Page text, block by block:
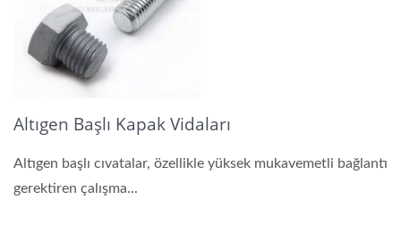
Altıgen Başlı Kapak Vidaları
Altıgen başlı cıvatalar, özellikle yüksek mukavemetli bağlantı
gerektiren çalışma...